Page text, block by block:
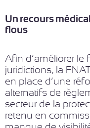
Un recours
flous
Afin d’améliorer
juridictions, la
en place d’une
alternatifs de
secteur de la
retenu en